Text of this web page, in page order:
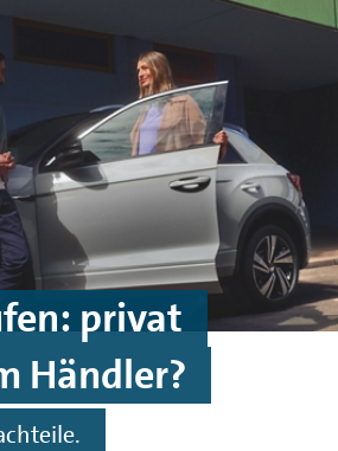
springen
privat
Händler?